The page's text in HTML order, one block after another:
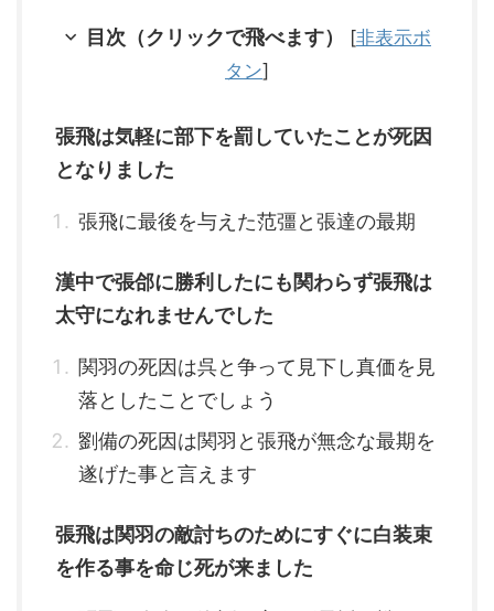
目次（クリックで飛べます） [非表示ボ
タン]
張飛は気軽に部下を罰していたことが死因
となりました
張飛に最後を与えた范彊と張達の最期
漢中で張郃に勝利したにも関わらず張飛は
太守になれませんでした
関羽の死因は呉と争って見下し真価を見
落としたことでしょう
劉備の死因は関羽と張飛が無念な最期を
遂げた事と言えます
張飛は関羽の敵討ちのためにすぐに白装束
を作る事を命じ死が来ました